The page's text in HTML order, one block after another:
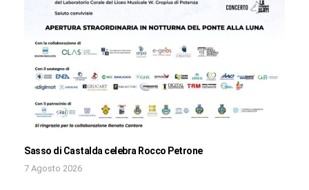
Sasso di Castalda celebra Rocco Petrone
7 Agosto 2026